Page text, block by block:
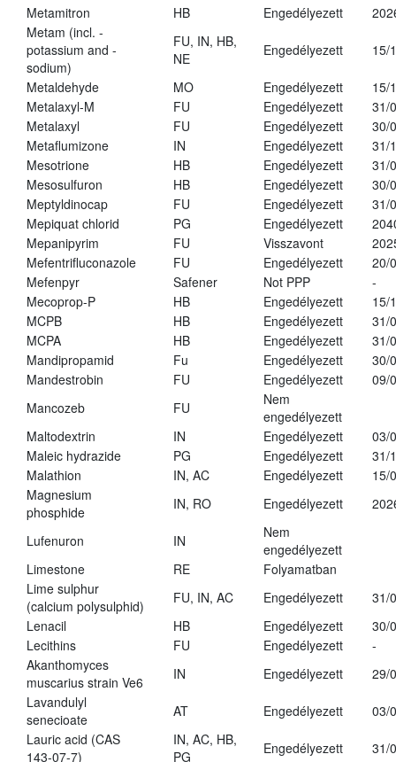
Metamitron HB Engedélyezett
Metam (incl. -
potassium and -
sodium)
FU, IN, HB,
NE
Engedélyezett 15/
Metaldehyde MO Engedélyezett
15/
Metalaxyl-M
FU Engedélyezett
31/
Metalaxyl
FU Engedélyezett
30/
Metaflumizone
IN Engedélyezett
31/
Mesotrione
HB Engedélyezett
31/
Mesosulfuron
HB Engedélyezett
30/
Meptyldinocap
FU Engedélyezett
31/
Mepiquat chlorid
PG Engedélyezett
Mepanipyrim
FU Visszavont
Mefentrifluconazole
FU Engedélyezett
20/
Mefenpyr
Safener Not PPP
-
Mecoprop-P
HB Engedélyezett
15/
MCPB
HB Engedélyezett
31/
MCPA
HB Engedélyezett
31/
Mandipropamid
Fu Engedélyezett
30/
Mandestrobin
FU Engedélyezett
09/
Mancozeb
FU
Nem
engedélyezett
Maltodextrin
IN Engedélyezett
03/
Maleic hydrazide
PG Engedélyezett
31/
Malathion
IN, AC Engedélyezett
15/
Magnesium
phosphide
IN, RO Engedélyezett
Lufenuron IN
Nem
engedélyezett
Limestone
RE
Folyamatban
Lime sulphur
(calcium polysulphid)
FU, IN, AC Engedélyezett
31/
Lenacil
HB Engedélyezett
30/
Lecithins
FU Engedélyezett
-
Akanthomyces
muscarius strain Ve6
IN Engedélyezett
29/
Lavandulyl
senecioate
AT Engedélyezett
03/
Lauric acid (CAS
143-07-7)
IN, AC, HB,
PG
Engedélyezett 31/